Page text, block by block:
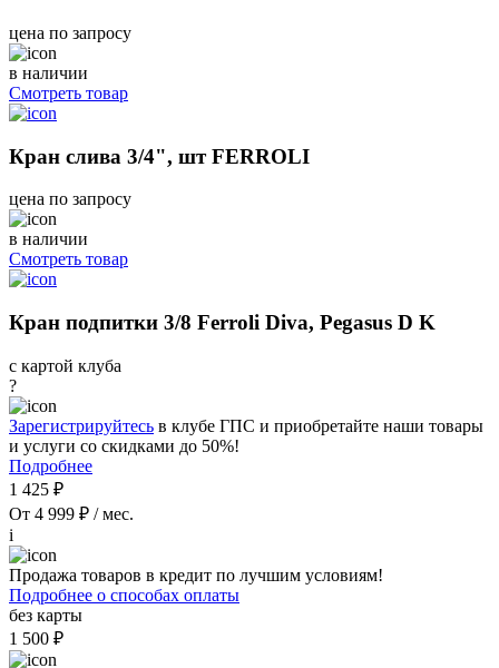
цена по запросу
в наличии
Смотреть товар
Кран слива 3/4", шт FERROLI
цена по запросу
в наличии
Смотреть товар
Кран подпитки 3/8 Ferroli Diva, Pegasus D K
с картой клуба
?
Зарегистрируйтесь в клубе ГПС и приобретайте наши товары
и услуги со скидками до 50%!
Подробнее
1 425 ₽
От 4 999 ₽ / мес.
i
Продажа товаров в кредит по лучшим условиям!
Подробнее о способах оплаты
без карты
1 500 ₽